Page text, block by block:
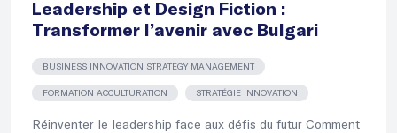
Leadership et Design Fiction :
Transformer l’avenir avec Bulgari
BUSINESS INNOVATION STRATEGY MANAGEMENT
FORMATION ACCULTURATION STRATÉGIE INNOVATION
Réinventer le leadership face aux défis du futur Comment